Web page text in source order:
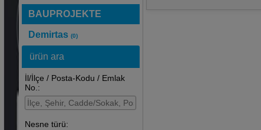
BAUPROJEKTE
Demirtas (0)
ürün ara
İl/İlçe / Posta-Kodu / Emlak
No.:
Nesne türü: